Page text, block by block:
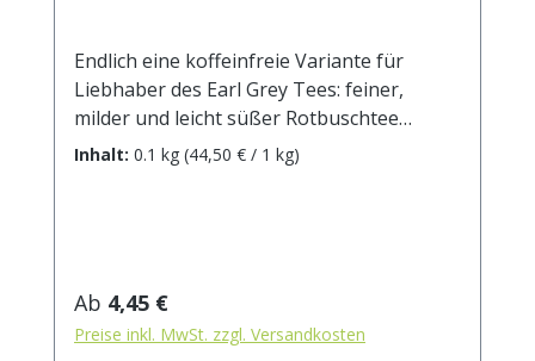
Endlich eine koffeinfreie Variante für
Liebhaber des Earl Grey Tees: feiner,
milder und leicht süßer Rotbuschtee
harmoniert perfekt mit dem frischen,
Bergamotte-Aroma mit anderen
natürlichen Aromen Zubereitung: ca. 10g
Tee mit 1 l. kochendem Wasser aufgiessen.
Inhalt: 0.1 kg (44,50 € / 1 kg)
Regulärer Preis:
Ab 4,45 €
Preise inkl. MwSt. zzgl. Versandkosten